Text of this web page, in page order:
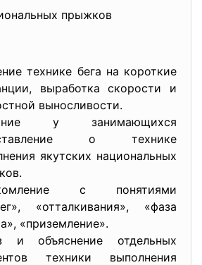
прыжков
технике бега на короткие
выработка скорости и
выносливости.
у занимающихся
о технике
якутских национальных
с понятиями
«отталкивания», «фаза
«приземление».
и объяснение отдельных
техники выполнения